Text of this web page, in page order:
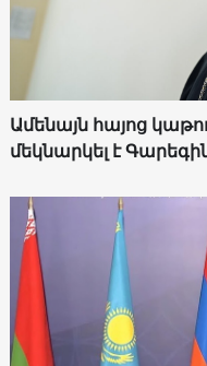
Ամենայն հայոց
մեկնարկել է